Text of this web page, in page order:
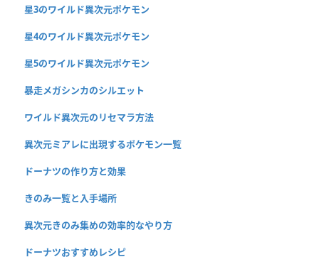
星3のワイルド異次元ポケモン
星4のワイルド異次元ポケモン
星5のワイルド異次元ポケモン
暴走メガシンカのシルエット
ワイルド異次元のリセマラ方法
異次元ミアレに出現するポケモン一覧
ドーナツの作り方と効果
きのみ一覧と入手場所
異次元きのみ集めの効率的なやり方
ドーナツおすすめレシピ